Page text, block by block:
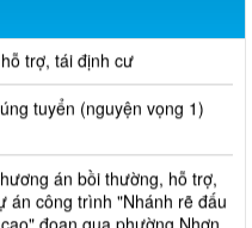
trợ, tái định cư
tuyển (nguyện vọng 1)
án bồi thường, hỗ trợ,
công trình "Nhánh rẽ đấu
đoạn qua phường Nhơn